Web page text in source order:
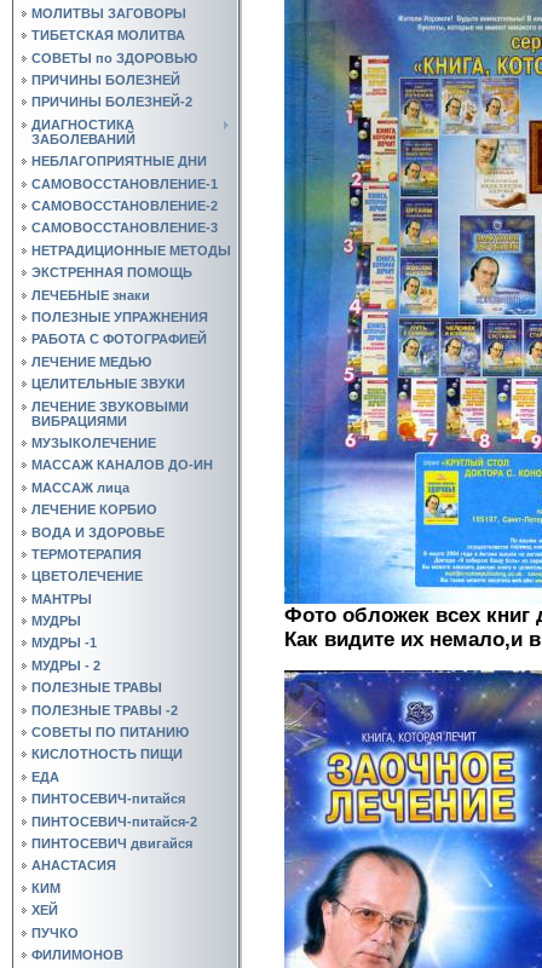
МОЛИТВЫ ЗАГОВОРЫ
ТИБЕТСКАЯ МОЛИТВА
СОВЕТЫ по ЗДОРОВЬЮ
ПРИЧИНЫ БОЛЕЗНЕЙ
ПРИЧИНЫ БОЛЕЗНЕЙ-2
ДИАГНОСТИКА
ЗАБОЛЕВАНИЙ
НЕБЛАГОПРИЯТНЫЕ ДНИ
САМОВОССТАНОВЛЕНИЕ-1
САМОВОССТАНОВЛЕНИЕ-2
САМОВОССТАНОВЛЕНИЕ-3
НЕТРАДИЦИОННЫЕ МЕТОДЫ
ЭКСТРЕННАЯ ПОМОЩЬ
ЛЕЧЕБНЫЕ знаки
ПОЛЕЗНЫЕ УПРАЖНЕНИЯ
РАБОТА С ФОТОГРАФИЕЙ
ЛЕЧЕНИЕ МЕДЬЮ
ЦЕЛИТЕЛЬНЫЕ ЗВУКИ
ЛЕЧЕНИЕ ЗВУКОВЫМИ
ВИБРАЦИЯМИ
МУЗЫКОЛЕЧЕНИЕ
МАССАЖ КАНАЛОВ ДО-ИН
МАССАЖ лица
ЛЕЧЕНИЕ КОРБИО
ВОДА И ЗДОРОВЬЕ
ТЕРМОТЕРАПИЯ
ЦВЕТОЛЕЧЕНИЕ
МАНТРЫ
МУДРЫ
МУДРЫ -1
МУДРЫ - 2
ПОЛЕЗНЫЕ ТРАВЫ
ПОЛЕЗНЫЕ ТРАВЫ -2
СОВЕТЫ ПО ПИТАНИЮ
КИСЛОТНОСТЬ ПИЩИ
ЕДА
ПИНТОСЕВИЧ-питайся
ПИНТОСЕВИЧ-питайся-2
ПИНТОСЕВИЧ двигайся
АНАСТАСИЯ
КИМ
ХЕЙ
ПУЧКО
ФИЛИМОНОВ
Фото обложек всех книг
Как видите их немало,и